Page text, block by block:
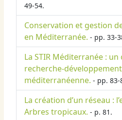
49-54.
Conservation et gestion
en Méditerranée. - pp. 33-
La STIR Méditerranée :
recherche-
méditerranéenne. - pp. 83-
La création d’un réseau :
Arbres tropicaux. - p. 81.